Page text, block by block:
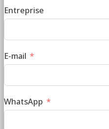
Entreprise
E-mail
WhatsApp